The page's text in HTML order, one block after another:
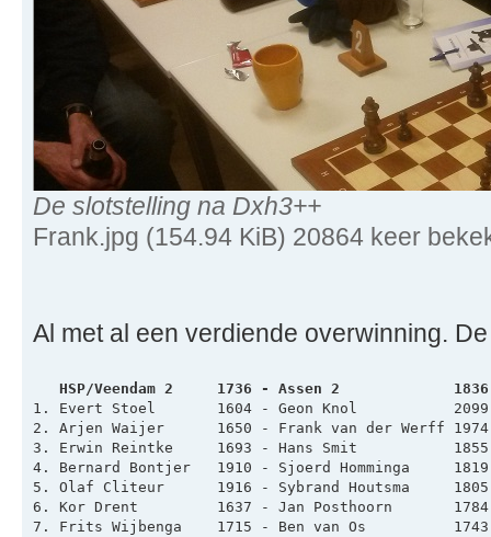
De slotstelling na Dxh3++
Frank.jpg (154.94 KiB) 20864 keer
Al met al een verdiende overwinning.
HSP/Veendam 2     1736 - Assen 2
1. Evert Stoel       1604 - Geon Knol
2. Arjen Waijer      1650 - Frank van der Werff
3. Erwin Reintke     1693 - Hans Smit
4. Bernard Bontjer   1910 - Sjoerd Homminga
5. Olaf Cliteur      1916 - Sybrand Houtsma
6. Kor Drent         1637 - Jan Posthoorn
7. Frits Wijbenga    1715 - Ben van Os